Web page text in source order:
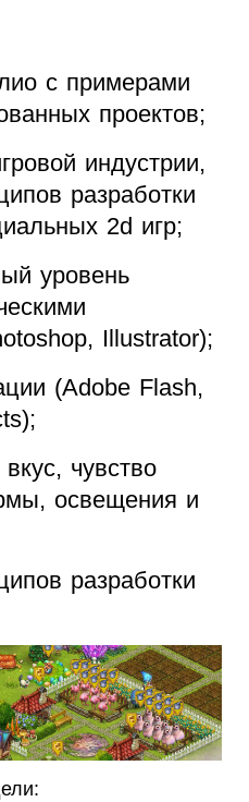
с примерами
проектов;
индустрии,
разработки
2d игр;
уровень
Illustrator);
(Adobe Flash,
чувство
освещения и
разработки